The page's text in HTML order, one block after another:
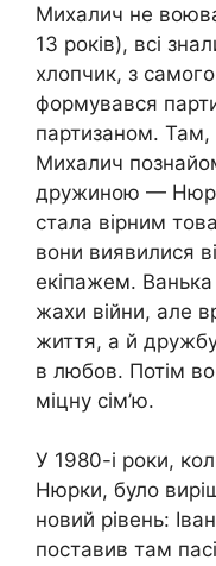
Михалич не
13 років), всі
хлопчик, з
формувався
партизаном. Там,
Михалич
дружиною —
стала вірним
вони виявилися
екіпажем.
жахи війни, але
життя, а й
в любов. Потім
міцну сім’ю.
У 1980-і роки,
Нюрки, було
новий рівень:
поставив там